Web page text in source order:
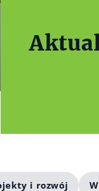
i rozwój